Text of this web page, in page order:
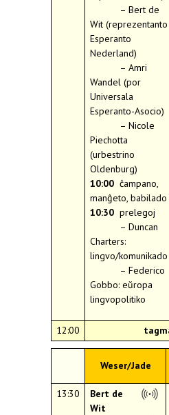
– Bert de
Wit (reprezentanto
Esperanto
Nederland)
– Amri
Wandel (por
Universala
Esperanto-Asocio)
– Nicole
Piechotta
(urbestrino
Oldenburg)
10:00ĉampano,
manĝeto, babilado
10:30prelegoj
– Duncan
Charters:
lingvo/komunikado
– Federico
Gobbo: eŭropa
lingvopolitiko
12:00
Weser/Jade
13:30
Bert de
Wit